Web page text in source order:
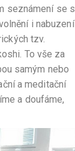
seznámení se s
i nabuzení
tzv.
To vše za
samým nebo
a meditační
a doufáme,